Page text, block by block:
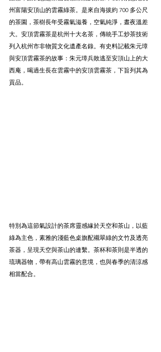
州富陽安頂山的雲霧綠茶。是來自海拔約 700 多公尺
的茶園，茶樹長年受霧氣滋養，空氣純淨，晝夜溫差
大。安頂雲霧茶是杭州十大名茶，傳統手工炒茶技術
列入杭州市非物質文化遺產名錄。有史料記載朱元璋
與安頂雲霧茶的故事：朱元璋兵敗逃至安頂山上的大
西庵，喝過生長在雲霧中的安頂雲霧茶，下旨列其為
貢品。
特別為這節氣設計的茶席靈感緣於天空和茶山，以藍
綠為主色，素雅的淺藍色桌旗配襯翠綠的文竹及透亮
茶器，呈現天空與茶山的連繫。茶杯和茶則是半透的
琉璃器物，帶有高山雲霧的意境，也與春季的清涼感
相當配合。